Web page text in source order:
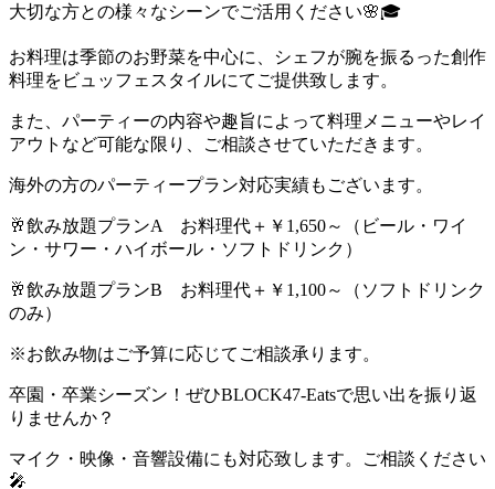
大切な方との様々なシーンでご活用ください🌸🎓
お料理は季節のお野菜を中心に、シェフが腕を振るった創作
料理をビュッフェスタイルにてご提供致します。
また、パーティーの内容や趣旨によって料理メニューやレイ
アウトなど可能な限り、ご相談させていただきます。
海外の方のパーティープラン対応実績もございます。
🥂飲み放題プランA お料理代＋￥1,650～（ビール・ワイ
ン・サワー・ハイボール・ソフトドリンク）
🥂飲み放題プランB お料理代＋￥1,100～（ソフトドリンク
のみ）
※お飲み物はご予算に応じてご相談承ります。
卒園・卒業シーズン！ぜひBLOCK47‐Eatsで思い出を振り返
りませんか？
マイク・映像・音響設備にも対応致します。ご相談ください
🎤